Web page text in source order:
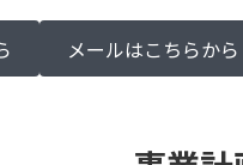
メールはこちらから